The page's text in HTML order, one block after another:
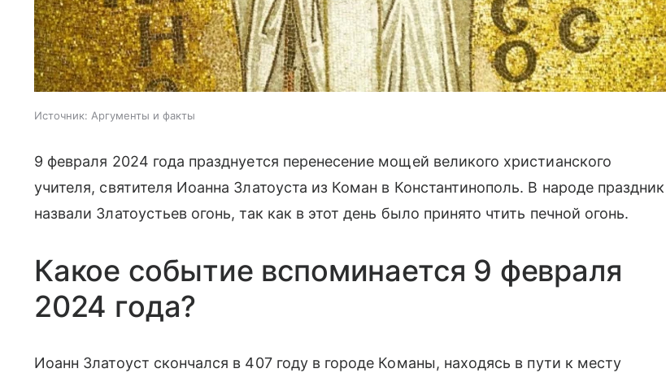
Источник: Аргументы и факты
9 февраля 2024 года празднуется перенесение мощей великого христианского
учителя, святителя Иоанна Златоуста из Коман в Константинополь. В народе праздник
назвали Златоустьев огонь, так как в этот день было принято чтить печной огонь.
Какое событие вспоминается 9 февраля
2024 года?
Иоанн Златоуст скончался в 407 году в городе Команы, находясь в пути к месту